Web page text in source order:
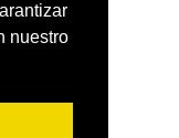
nuestro